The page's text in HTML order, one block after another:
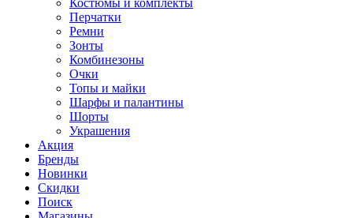
Перчатки
Ремни
Зонты
Комбинезоны
Очки
Топы и майки
Шарфы и палантины
Шорты
Украшения
Акция
Бренды
Новинки
Скидки
Поиск